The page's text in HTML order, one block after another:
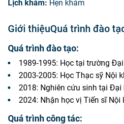
Lịch khám: Hẹn khám
Giới thiệuQuá trình đào
Quá trình đào tạo:
1989-1995: Học tại trường
2003-2005: Học Thạc sỹ Nội
2018: Nghiên cứu sinh tại Đại
2024: Nhận học vị Tiến sĩ Nội
Quá trình công tác: